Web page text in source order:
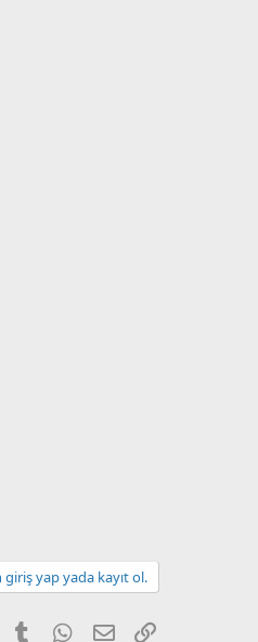
yap yada kayıt ol.
PinterestTumblr WhatsApp
E-posta